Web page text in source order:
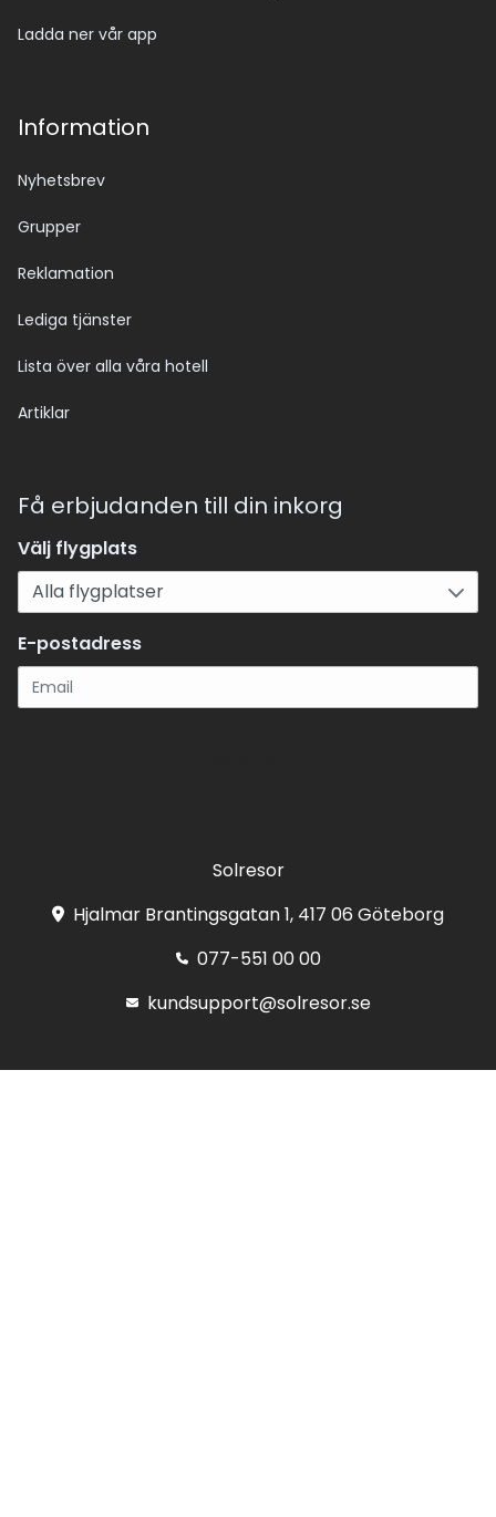
Ladda ner vår app
Information
Nyhetsbrev
Grupper
Reklamation
Lediga tjänster
Lista över alla våra hotell
Artiklar
Få erbjudanden till din inkorg
Välj flygplats
E-postadress
Solresor
Hjalmar Brantingsgatan 1, 417 06 Göteborg
077-551 00 00
kundsupport@solresor.se